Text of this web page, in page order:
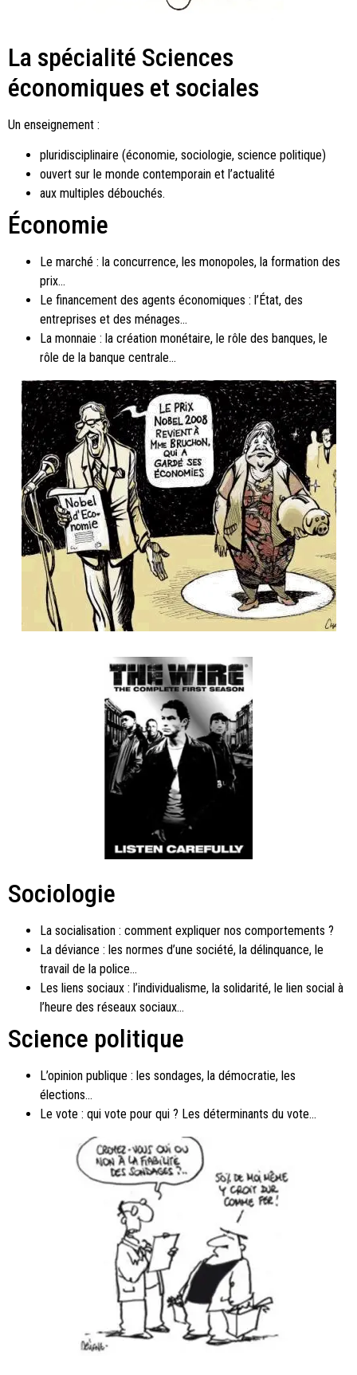
La spécialité Sciences
économiques et sociales
Un enseignement :
pluridisciplinaire (économie, sociologie, science politique)
ouvert sur le monde contemporain et l’actualité
aux multiples débouchés.
Économie
Le marché : la concurrence, les monopoles, la formation des
prix…
Le financement des agents économiques : l’État, des
entreprises et des ménages…
La monnaie : la création monétaire, le rôle des banques, le
rôle de la banque centrale…
Sociologie
La socialisation : comment expliquer nos comportements ?
La déviance : les normes d’une société, la délinquance, le
travail de la police…
Les liens sociaux : l’individualisme, la solidarité, le lien social à
l’heure des réseaux sociaux…
Science politique
L’opinion publique : les sondages, la démocratie, les
élections…
Le vote : qui vote pour qui ? Les déterminants du vote…